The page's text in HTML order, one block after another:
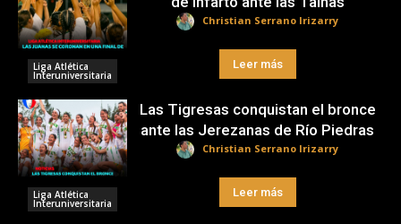
Liga Atlética
Interuniversitaria
Christian Serrano Irizarry
Leer más
Liga Atlética
Interuniversitaria
Las Tigresas conquistan el bronce
ante las Jerezanas de Río Piedras
Christian Serrano Irizarry
Leer más